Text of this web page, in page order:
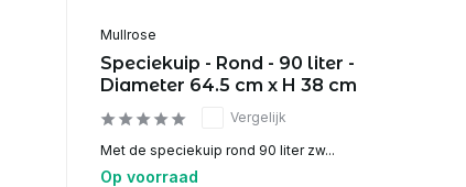
Mullrose
Speciekuip - Rond - 90 liter -
Diameter 64.5 cm x H 38 cm
Vergelijk
Met de speciekuip rond 90 liter zw...
Op voorraad